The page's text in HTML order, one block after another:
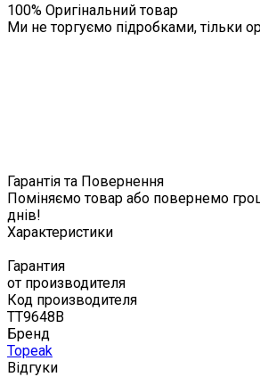
100% Оригінальний товар
Ми не торгуємо підробками, тільки
Гарантія та Повернення
Поміняємо товар або повернемо
днів!
Характеристики
Гарантия
от производителя
Код производителя
TT9648B
Бренд
Topeak
Відгуки